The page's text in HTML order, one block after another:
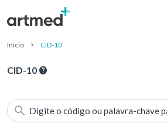
Início CID-10
CID-10
Digite o código ou palavra-chave